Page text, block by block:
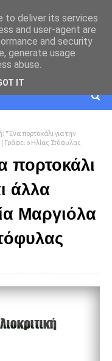
"Ένα πορτοκάλι για την
Γράφει ο Ηλίας Στόφυλας
πορτοκάλι
άλλα
Μαργιόλα
to deliver its services
and user-agent are
and security
generate usage
abuse.
IT